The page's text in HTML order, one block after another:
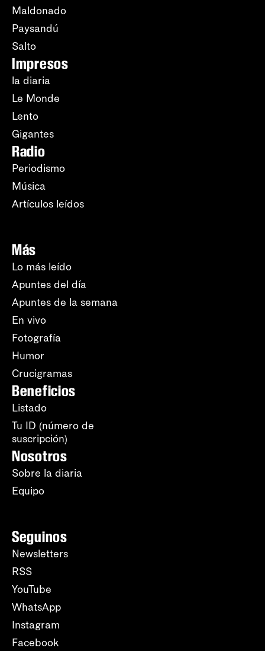
Maldonado
Paysandú
Salto
Impresos
la diaria
Le Monde
Lento
Gigantes
Radio
Periodismo
Música
Artículos leídos
Más
Lo más leído
Apuntes del día
Apuntes de la semana
En vivo
Fotografía
Humor
Crucigramas
Beneficios
Listado
Tu ID (número de
suscripción)
Nosotros
Sobre la diaria
Equipo
Seguinos
Newsletters
RSS
YouTube
WhatsApp
Instagram
Facebook